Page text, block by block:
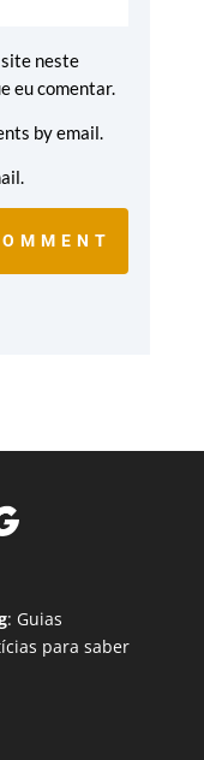
neste
eu comentar.
by email.
: Guias
para saber